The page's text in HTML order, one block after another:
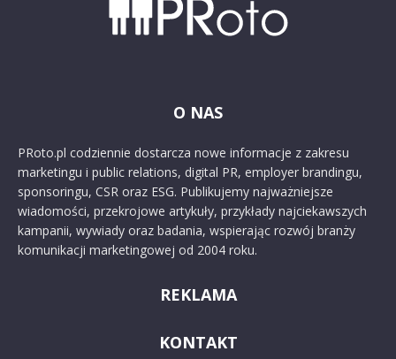
O NAS
PRoto.pl codziennie dostarcza nowe informacje z zakresu
marketingu i public relations, digital PR, employer brandingu,
sponsoringu, CSR oraz ESG. Publikujemy najważniejsze
wiadomości, przekrojowe artykuły, przykłady najciekawszych
kampanii, wywiady oraz badania, wspierając rozwój branży
komunikacji marketingowej od 2004 roku.
REKLAMA
KONTAKT